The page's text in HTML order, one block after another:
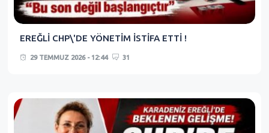
EREĞLİ CHP\'DE YÖNETİM İSTİFA ETTİ !
29 TEMMUZ 2026 - 12:44 31